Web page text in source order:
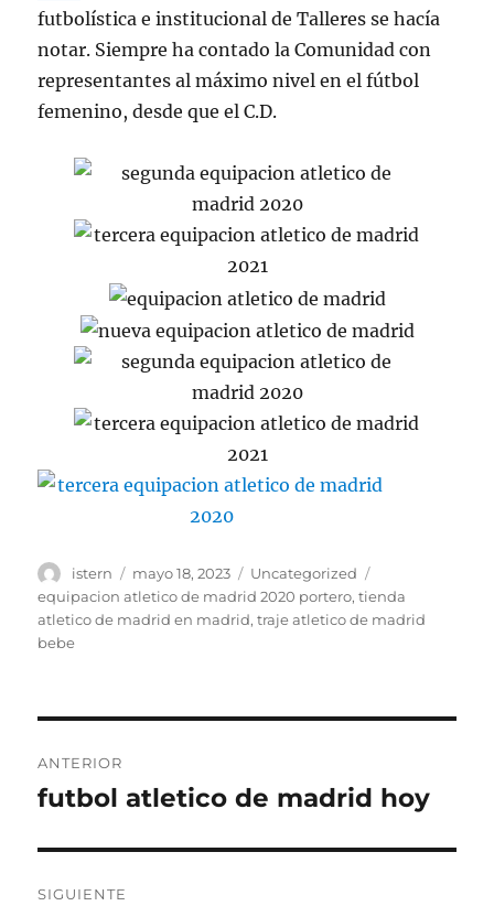
futbolística e institucional de Talleres se hacía
notar. Siempre ha contado la Comunidad con
representantes al máximo nivel en el fútbol
femenino, desde que el C.D.
Autor
istern
Publicado
el
mayo 18, 2023 Categorías
Uncategorized
equipacion atletico de madrid 2020 portero,tienda
atletico de madrid en madrid,traje atletico de madrid
bebe
de
ANTERIOR
Entrada
futbol atletico de madrid hoy
SIGUIENTE